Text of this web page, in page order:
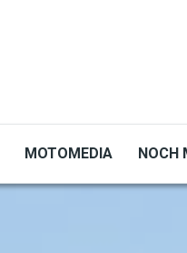
MOTOMEDIA NOCH